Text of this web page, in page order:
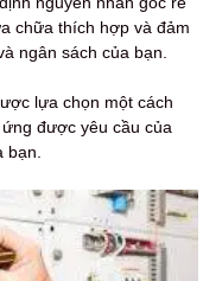
chữa thích hợp và đảm
ngân sách của bạn.
lựa chọn một cách
được yêu cầu của